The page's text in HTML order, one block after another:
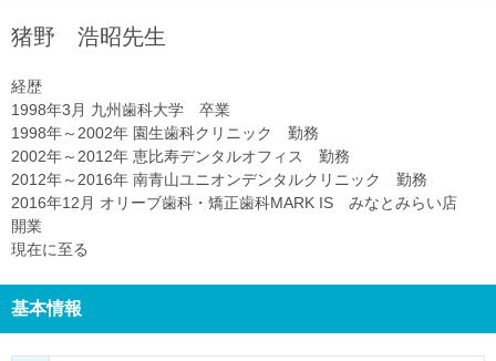
猪野 浩昭先生
経歴
1998年3月 九州歯科大学 卒業
1998年～2002年 園生歯科クリニック 勤務
2002年～2012年 恵比寿デンタルオフィス 勤務
2012年～2016年 南青山ユニオンデンタルクリニック 勤務
2016年12月 オリーブ歯科・矯正歯科MARK IS みなとみらい店
開業
現在に至る
基本情報